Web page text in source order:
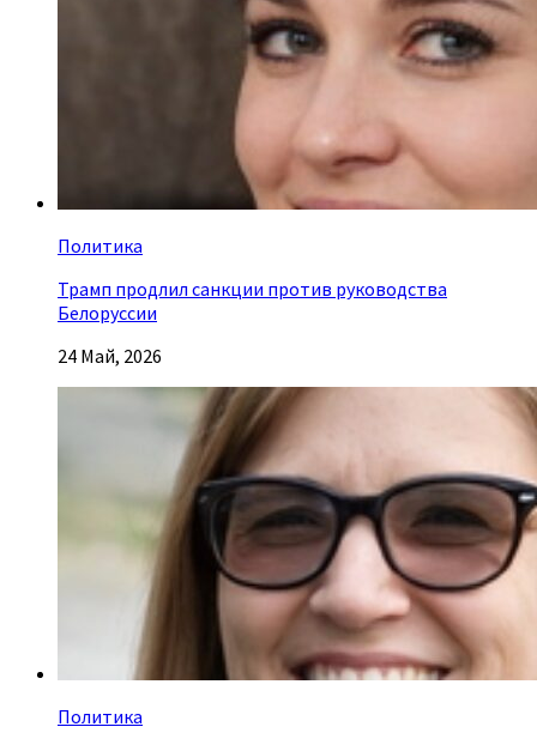
Политика
Трамп продлил санкции против руководства
Белоруссии
24 Май, 2026
Политика